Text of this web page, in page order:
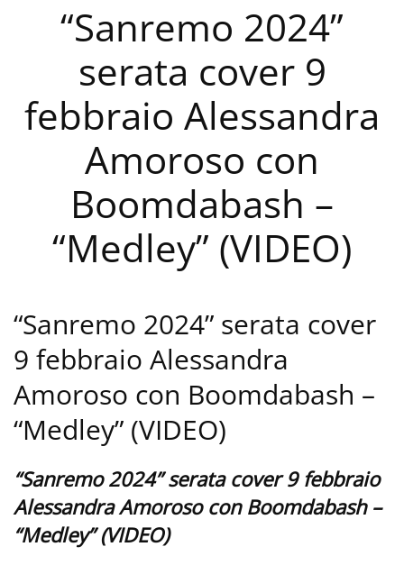
“Sanremo 2024”
serata cover 9
febbraio Alessandra
Amoroso con
Boomdabash –
“Medley” (VIDEO)
“Sanremo 2024” serata cover
9 febbraio Alessandra
Amoroso con Boomdabash –
“Medley” (VIDEO)
“Sanremo 2024” serata cover 9 febbraio
Alessandra Amoroso con Boomdabash –
“Medley” (VIDEO)